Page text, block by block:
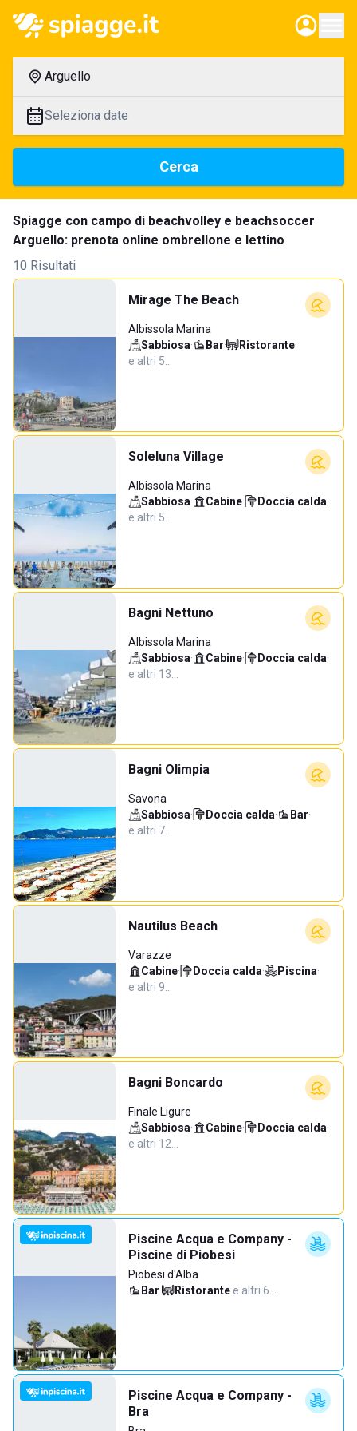
Arguello
Seleziona date
Cerca
Spiagge con campo di beachvolley e beachsoccer
Arguello: prenota online ombrellone e lettino
10 Risultati
Mirage The Beach
Albissola Marina
Sabbiosa· Bar· Ristorante·
e altri 5…
Soleluna Village
Albissola Marina
Sabbiosa· Cabine· Doccia calda·
e altri 5…
Bagni Nettuno
Albissola Marina
Sabbiosa· Cabine· Doccia calda·
e altri 13…
Bagni Olimpia
Savona
Sabbiosa· Doccia calda· Bar·
e altri 7…
Nautilus Beach
Varazze
Cabine· Doccia calda· Piscina·
e altri 9…
Bagni Boncardo
Finale Ligure
Sabbiosa· Cabine· Doccia calda·
e altri 12…
Piscine Acqua e Company -
Piscine di Piobesi
Piobesi d'Alba
Bar· Ristorante·e altri 6…
Piscine Acqua e Company -
Bra